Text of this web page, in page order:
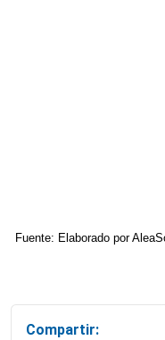
Fuente: Elaborado por
Compartir: